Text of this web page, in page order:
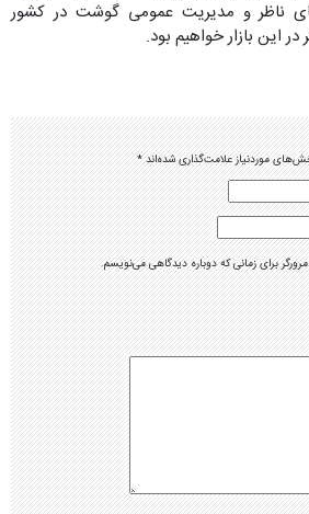
ناظر و مدیریت عمومی گوشت در کشور
این بازار خواهیم بود.
موردنیاز علامت‌گذاری شده‌اند*
برای زمانی که دوباره دیدگاهی می‌نویسم.